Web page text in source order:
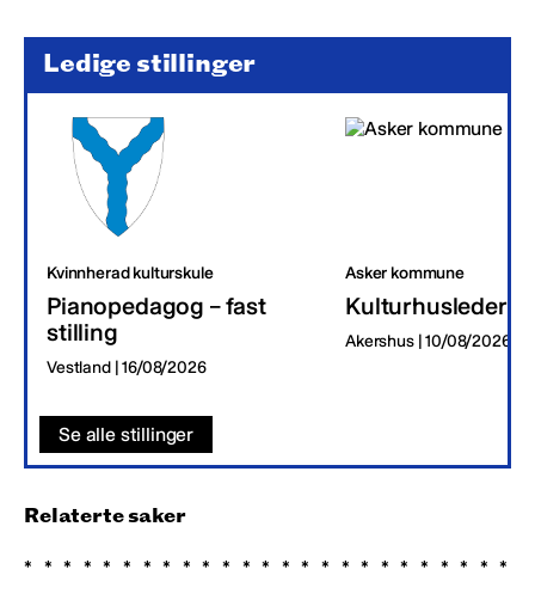
Ledige stillinger
Kvinnherad kulturskule
Pianopedagog – fast
stilling
Vestland | 16/08/2026
Asker kommune
Kulturhusleder
Akershus | 10/08/2026
Se alle stillinger
Relaterte saker